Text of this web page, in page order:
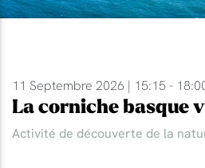
11 Septembre 2026 | 15:15 -
La corniche basque
Activité de découverte de la